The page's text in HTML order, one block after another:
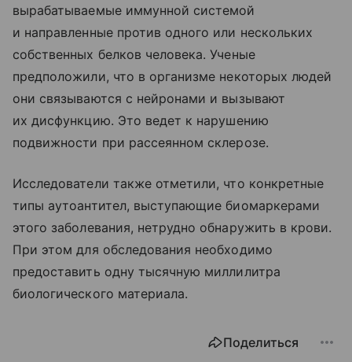
вырабатываемые иммунной системой
и направленные против одного или нескольких
собственных белков человека. Ученые
предположили, что в организме некоторых людей
они связываются с нейронами и вызывают
их дисфункцию. Это ведет к нарушению
подвижности при рассеянном склерозе.
Исследователи также отметили, что конкретные
типы аутоантител, выступающие биомаркерами
этого заболевания, нетрудно обнаружить в крови.
При этом для обследования необходимо
предоставить одну тысячную миллилитра
биологического материала.
Поделиться